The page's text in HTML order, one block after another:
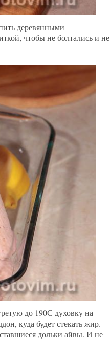
деревянными
чтобы не болтались и не
до 190С духовку на
куда будет стекать жир.
дольки айвы. И не